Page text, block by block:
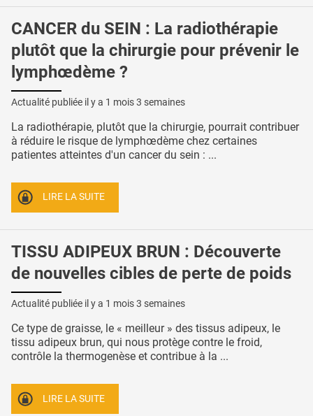
CANCER du SEIN : La radiothérapie
plutôt que la chirurgie pour prévenir le
lymphœdème ?
Actualité publiée il y a 1 mois 3 semaines
La radiothérapie, plutôt que la chirurgie, pourrait contribuer
à réduire le risque de lymphœdème chez certaines
patientes atteintes d'un cancer du sein : ...
LIRE LA SUITE
TISSU ADIPEUX BRUN : Découverte
de nouvelles cibles de perte de poids
Actualité publiée il y a 1 mois 3 semaines
Ce type de graisse, le « meilleur » des tissus adipeux, le
tissu adipeux brun, qui nous protège contre le froid,
contrôle la thermogenèse et contribue à la ...
LIRE LA SUITE